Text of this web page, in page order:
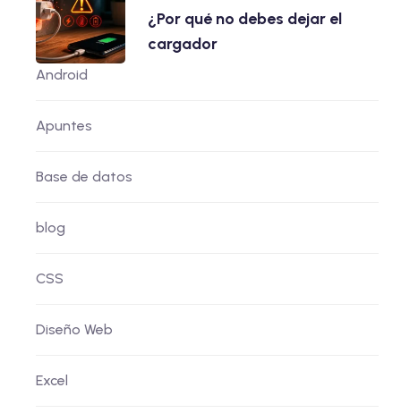
¿Por qué no debes dejar el
cargador
Android
Apuntes
Base de datos
blog
CSS
Diseño Web
Excel